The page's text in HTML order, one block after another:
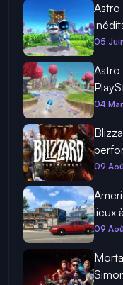
Astro
05
Astro
04
09
lieux
09